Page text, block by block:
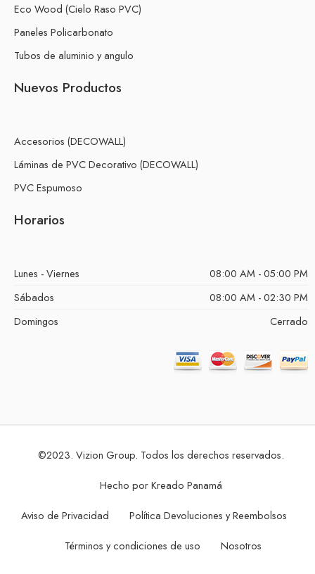
Eco Wood (Cielo Raso PVC)
Paneles Policarbonato
Tubos de aluminio y angulo
Nuevos Productos
Accesorios (DECOWALL)
Láminas de PVC Decorativo (DECOWALL)
PVC Espumoso
Horarios
Lunes - Viernes
08:00 AM - 05:00 PM
Sábados
08:00 AM - 02:30 PM
Domingos
Cerrado
©2023. Vizion Group. Todos los derechos reservados.
Hecho porKreado Panamá
Aviso de Privacidad Política Devoluciones y Reembolsos
Términos y condiciones de uso Nosotros